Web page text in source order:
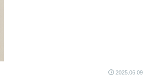
2025.06.09